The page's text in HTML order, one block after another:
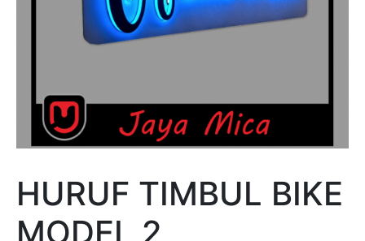
HURUF TIMBUL BIKE
MODEL 2